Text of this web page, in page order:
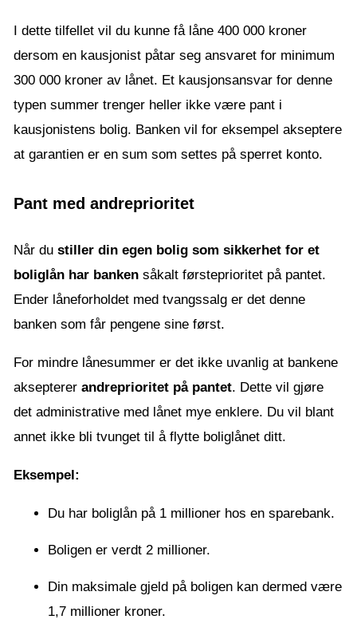
I dette tilfellet vil du kunne få låne 400 000 kroner
dersom en kausjonist påtar seg ansvaret for minimum
300 000 kroner av lånet. Et kausjonsansvar for denne
typen summer trenger heller ikke være pant i
kausjonistens bolig. Banken vil for eksempel akseptere
at garantien er en sum som settes på sperret konto.
Pant med andreprioritet
Når du stiller din egen bolig som sikkerhet for et
boliglån har banken såkalt førsteprioritet på pantet.
Ender låneforholdet med tvangssalg er det denne
banken som får pengene sine først.
For mindre lånesummer er det ikke uvanlig at bankene
aksepterer andreprioritet på pantet. Dette vil gjøre
det administrative med lånet mye enklere. Du vil blant
annet ikke bli tvunget til å flytte boliglånet ditt.
Eksempel:
Du har boliglån på 1 millioner hos en sparebank.
Boligen er verdt 2 millioner.
Din maksimale gjeld på boligen kan dermed være
1,7 millioner kroner.